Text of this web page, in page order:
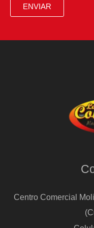
ENVIAR
Centro Comercial